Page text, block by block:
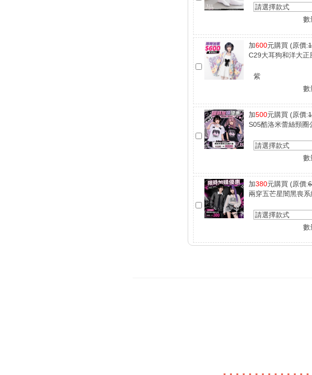
請選擇款式
數
加600元購買 (原價:
C29大耳狗和洋大正
紫
數
加500元購買 (原價:
S05酷洛米蕾絲頸圈
請選擇款式
數
加380元購買 (原價:
兩穿五芒星闇黑喪系
請選擇款式
數